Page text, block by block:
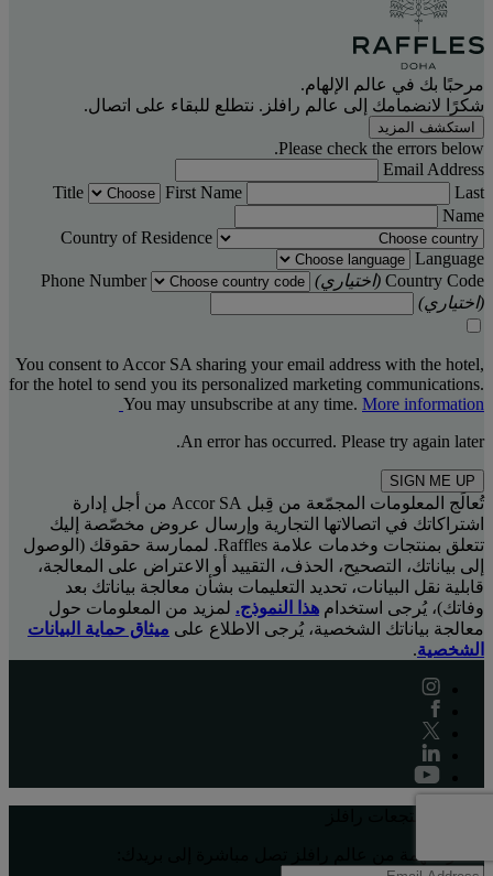
مرحبًا بك في عالم الإلهام.
شكرًا لانضمامك إلى عالم رافلز. نتطلع للبقاء على اتصال.
استكشف المزيد
Please check the errors below.
Email Address
Title
First Name
Last
Name
Country of Residence
Language
Country Code (اختياري)
Phone Number
(اختياري)
You consent to Accor SA sharing your email address with the hotel,
for the hotel to send you its personalized marketing communications.
You may unsubscribe at any time. More information
An error has occurred. Please try again later.
SIGN ME UP
تُعالَج المعلومات المجمّعة من قِبل Accor SA من أجل إدارة
اشتراكاتك في اتصالاتها التجارية وإرسال عروض مخصّصة إليك
تتعلق بمنتجات وخدمات علامة Raffles. لممارسة حقوقك (الوصول
إلى بياناتك، التصحيح، الحذف، التقييد أو الاعتراض على المعالجة،
قابلية نقل البيانات، تحديد التعليمات بشأن معالجة بياناتك بعد
وفاتك)، يُرجى استخدام هذا النموذج. لمزيد من المعلومات حول
معالجة بياناتك الشخصية، يُرجى الاطلاع على ميثاق حماية البيانات
الشخصية.
أفكار ملهِمة من عالم رافلز تصل مباشرة إلى بريدك: